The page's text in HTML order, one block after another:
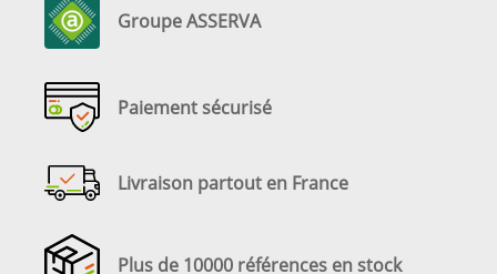
Groupe ASSERVA
Paiement sécurisé
Livraison partout en France
Plus de 10000 références en stock